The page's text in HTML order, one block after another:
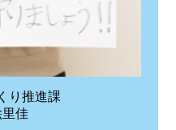
り推進課
佳